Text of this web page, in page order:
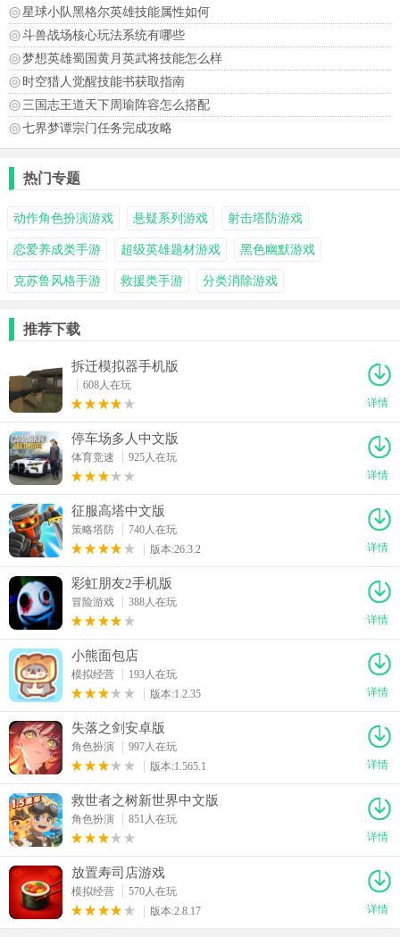
星球小队黑格尔英雄技能属性如何
斗兽战场核心玩法系统有哪些
梦想英雄蜀国黄月英武将技能怎么样
时空猎人觉醒技能书获取指南
三国志王道天下周瑜阵容怎么搭配
七界梦谭宗门任务完成攻略
热门专题
动作角色扮演游戏 悬疑系列游戏 射击塔防游戏
恋爱养成类手游 超级英雄题材游戏 黑色幽默游戏
克苏鲁风格手游 救援类手游 分类消除游戏
推荐下载
拆迁模拟器手机版
608人在玩
详情
停车场多人中文版
体育竞速
925人在玩
详情
征服高塔中文版
策略塔防
740人在玩
版本:26.3.2
详情
彩虹朋友2手机版
冒险游戏
388人在玩
详情
小熊面包店
模拟经营
193人在玩
版本:1.2.35
详情
失落之剑安卓版
角色扮演
997人在玩
版本:1.565.1
详情
救世者之树新世界中文版
角色扮演
851人在玩
详情
放置寿司店游戏
模拟经营
570人在玩
版本:2.8.17
详情